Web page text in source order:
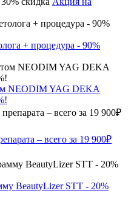
+ процедура - 90%
NEODIM YAG DEKA
– всего за 19 900₽
BeautyLizer STT - 20%